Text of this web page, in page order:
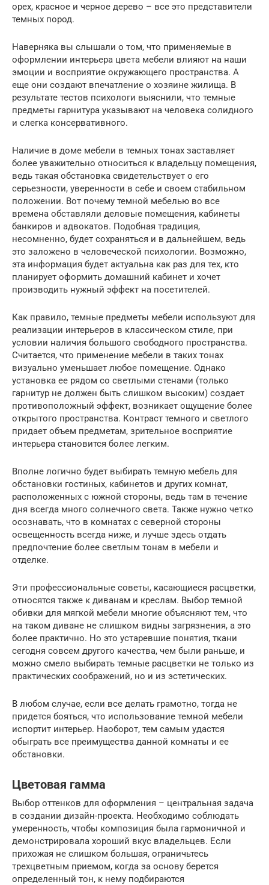
орех, красное и черное дерево – все это представители
темных пород.
Наверняка вы слышали о том, что применяемые в
оформлении интерьера цвета мебели влияют на наши
эмоции и восприятие окружающего пространства. А
еще они создают впечатление о хозяине жилища. В
результате тестов психологи выяснили, что темные
предметы гарнитура указывают на человека солидного
и слегка консервативного.
Наличие в доме мебели в темных тонах заставляет
более уважительно относиться к владельцу помещения,
ведь такая обстановка свидетельствует о его
серьезности, уверенности в себе и своем стабильном
положении. Вот почему темной мебелью во все
времена обставляли деловые помещения, кабинеты
банкиров и адвокатов. Подобная традиция,
несомненно, будет сохраняться и в дальнейшем, ведь
это заложено в человеческой психологии. Возможно,
эта информация будет актуальна как раз для тех, кто
планирует оформить домашний кабинет и хочет
производить нужный эффект на посетителей.
Как правило, темные предметы мебели используют для
реализации интерьеров в классическом стиле, при
условии наличия большого свободного пространства.
Считается, что применение мебели в таких тонах
визуально уменьшает любое помещение. Однако
установка ее рядом со светлыми стенами (только
гарнитур не должен быть слишком высоким) создает
противоположный эффект, возникает ощущение более
открытого пространства. Контраст темного и светлого
придает объем предметам, зрительное восприятие
интерьера становится более легким.
Вполне логично будет выбирать темную мебель для
обстановки гостиных, кабинетов и других комнат,
расположенных с южной стороны, ведь там в течение
дня всегда много солнечного света. Также нужно четко
осознавать, что в комнатах с северной стороны
освещенность всегда ниже, и лучше здесь отдать
предпочтение более светлым тонам в мебели и
отделке.
Эти профессиональные советы, касающиеся расцветки,
относятся также к диванам и креслам. Выбор темной
обивки для мягкой мебели многие объясняют тем, что
на таком диване не слишком видны загрязнения, а это
более практично. Но это устаревшие понятия, ткани
сегодня совсем другого качества, чем были раньше, и
можно смело выбирать темные расцветки не только из
практических соображений, но и из эстетических.
В любом случае, если все делать грамотно, тогда не
придется бояться, что использование темной мебели
испортит интерьер. Наоборот, тем самым удастся
обыграть все преимущества данной комнаты и ее
обстановки.
Цветовая гамма
Выбор оттенков для оформления – центральная задача
в создании дизайн-проекта. Необходимо соблюдать
умеренность, чтобы композиция была гармоничной и
демонстрировала хороший вкус владельцев. Если
прихожая не слишком большая, ограничьтесь
трехцветным приемом, когда за основу берется
определенный тон, к нему подбираются